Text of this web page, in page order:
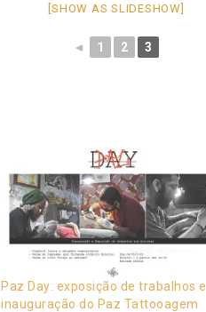
[SHOW AS SLIDESHOW]
◄ 1 2 3
Paz Day: exposição de trabalhos e
inauguração do Paz Tattooagem